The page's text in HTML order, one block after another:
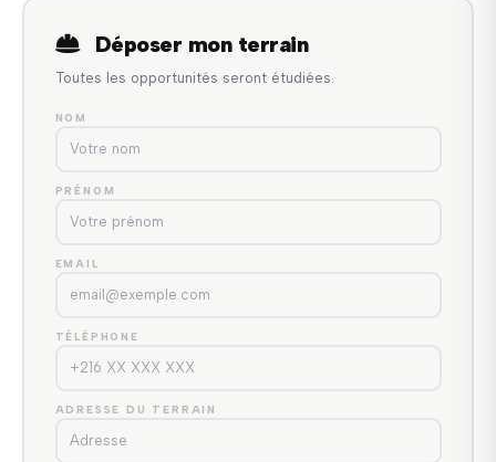
Déposer mon terrain
Toutes les opportunités seront étudiées.
NOM
PRÉNOM
EMAIL
TÉLÉPHONE
ADRESSE DU TERRAIN